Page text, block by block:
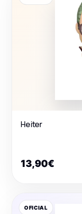
Heiter
13,90€
OFICIAL